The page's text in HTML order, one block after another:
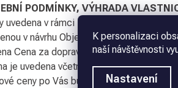
K personalizaci
naší návštěvnosti
Nastavení
PODMÍNKY, VÝHRADA
uvedena v rámci E-shopu, v návrhu
v návrhu Objednávky se uplatní
Cena za dopravu, případně podmínky,
je uvedena včetně DPH včetně
ceny po Vás budeme požadovat po